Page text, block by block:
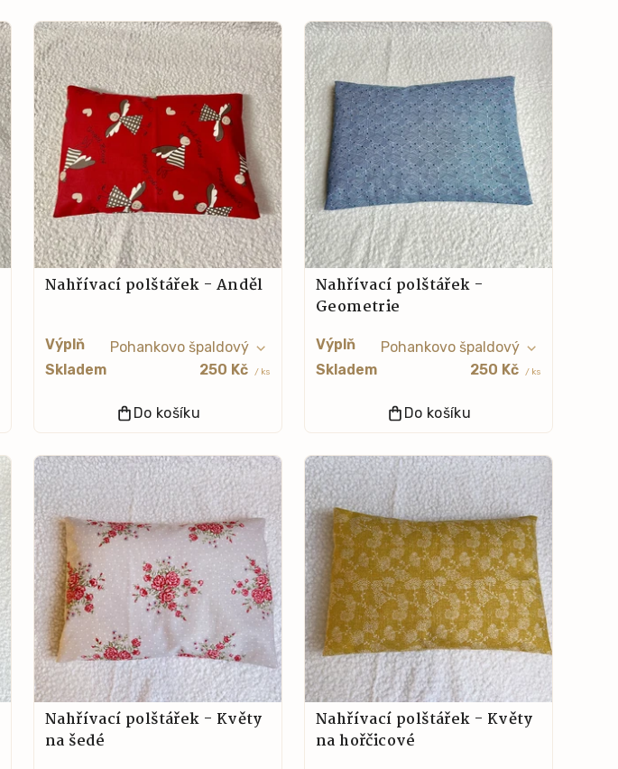
Nahřívací polštářek - Anděl
Výplň
Skladem
250 Kč / ks
Do košíku
Nahřívací polštářek -
Geometrie
Výplň
Skladem
250 Kč / ks
Do košíku
Nahřívací polštářek - Květy
na šedé
Nahřívací polštářek - Květy
na hořčicové